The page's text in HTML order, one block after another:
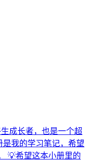
成长者，也是一个超
是我的学习笔记，希望
💡希望这本小册里的